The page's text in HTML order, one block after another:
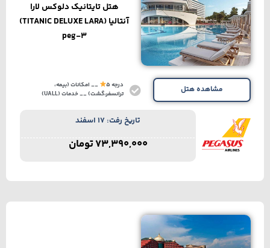
هتل تایتانیک دلوکس لارا
آنتالیا (TITANIC DELUXE LARA)
peg-3
مشاهده هتل درجه 5
__ امکانات (بیمه،
ترانسفر،گشت) __ خدمات (UALL)
تاریخ رفت: 17 اسفند
73,390,000تومان